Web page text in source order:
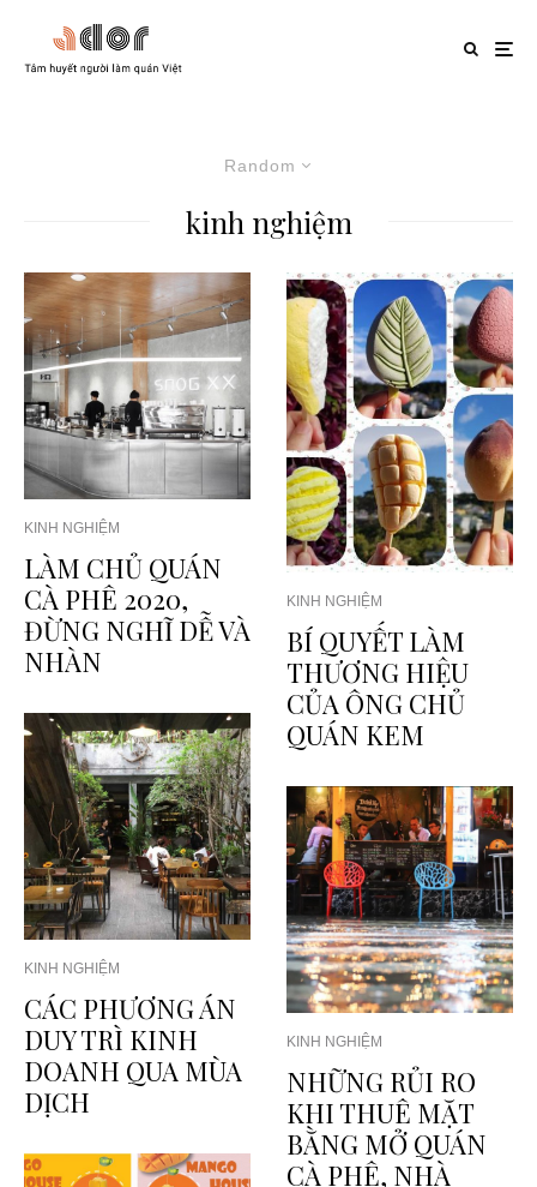
Random
kinh nghiệm
KINH NGHIỆM
LÀM CHỦ QUÁN
CÀ PHÊ 2020,
ĐỪNG NGHĨ DỄ VÀ
NHÀN
KINH NGHIỆM
CÁC PHƯƠNG ÁN
DUY TRÌ KINH
DOANH QUA MÙA
DỊCH
KINH NGHIỆM
BÍ QUYẾT LÀM
THƯƠNG HIỆU
CỦA ÔNG CHỦ
QUÁN KEM
KINH NGHIỆM
NHỮNG RỦI RO
KHI THUÊ MẶT
BẰNG MỞ QUÁN
CÀ PHÊ, NHÀ